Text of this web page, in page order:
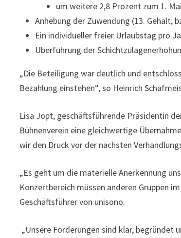
um weitere 2,8 Prozent zum 1.
Anhebung der Zuwendung (13. Gehalt,
Ein individueller freier Urlaubstag pro
Überführung der
„Die Beteiligung war deutlich und
Bezahlung einstehen“, so Heinrich
Lisa Jopt, geschäftsführende Präsidentin
Bühnenverein eine gleichwertige
wir den Druck vor der nächsten
„Es geht um die materielle Anerkennung
Konzertbereich müssen anderen Gruppen
Geschäftsführer von unisono.
„Unsere Forderungen sind klar, begründet